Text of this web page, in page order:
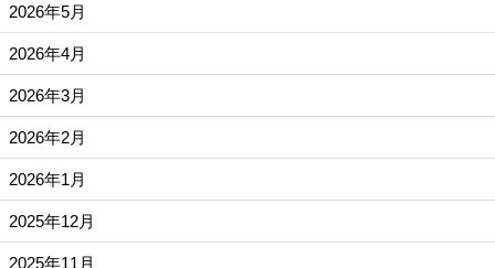
2026年5月
2026年4月
2026年3月
2026年2月
2026年1月
2025年12月
2025年11月